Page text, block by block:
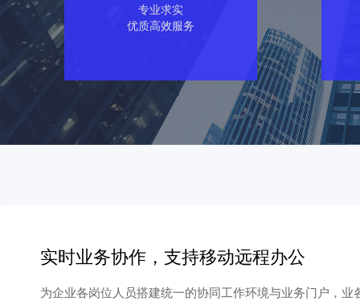
专业求实
优质高效服务
实时业务协作，支持移动远程办公
为企业各岗位人员搭建统一的协同工作环境与业务门户，业